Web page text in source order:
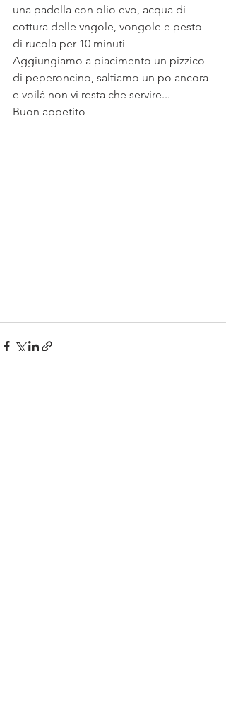
una padella con olio evo, acqua di
cottura delle vngole, vongole e pesto
di rucola per 10 minuti
Aggiungiamo a piacimento un pizzico
di peperoncino, saltiamo un po ancora
e voilà non vi resta che servire...
Buon appetito